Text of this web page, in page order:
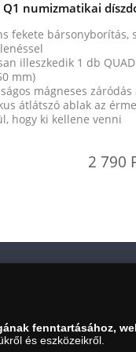
Q1 numizmatikai
fekete bársonyborítás,
illeszkedik 1 db
mm)
mágneses
átlátszó ablak az
hogy ki kellene venni
2 790
fenntartásához,
és eszközeikről.